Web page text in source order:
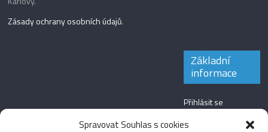
Spravovat Souhlas s cookies
Zásady ochrany osobních údajů.
Základní
informace
Přihlásit se
Zdroj kanálů